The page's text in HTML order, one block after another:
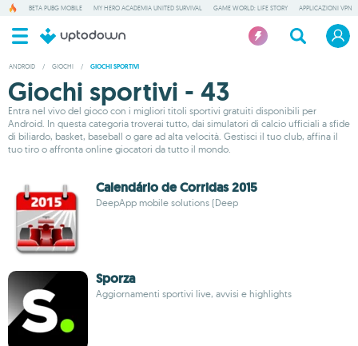
BETA PUBG MOBILE MY HERO ACADEMIA UNITED SURVIVAL GAME WORLD: LIFE STORY APPLICAZIONI VPN
ANDROID / GIOCHI / GIOCHI SPORTIVI
Giochi sportivi - 43
Entra nel vivo del gioco con i migliori titoli sportivi gratuiti disponibili per
Android. In questa categoria troverai tutto, dai simulatori di calcio ufficiali a sfide
di biliardo, basket, baseball o gare ad alta velocità. Gestisci il tuo club, affina il
tuo tiro o affronta online giocatori da tutto il mondo.
Calendário de Corridas 2015
DeepApp mobile solutions (Deep
Sporza
Aggiornamenti sportivi live, avvisi e highlights